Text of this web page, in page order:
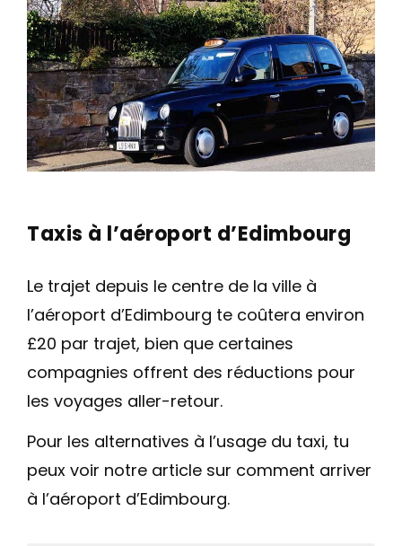
Taxis à l’aéroport d’Edimbourg
Le trajet depuis le centre de la ville à
l’aéroport d’Edimbourg te coûtera environ
£20 par trajet, bien que certaines
compagnies offrent des réductions pour
les voyages aller-retour.
Pour les alternatives à l’usage du taxi, tu
peux voir notre article sur comment arriver
à l’aéroport d’Edimbourg.